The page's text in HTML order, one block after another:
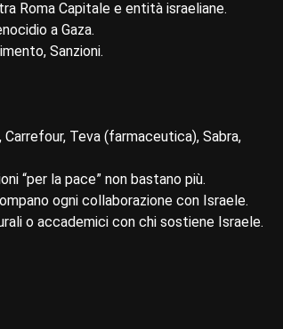
Roma Capitale e entità israeliane.
a Gaza.
Sanzioni.
Carrefour, Teva (farmaceutica), Sabra,
“per la pace” non bastano più.
ogni collaborazione con Israele.
o accademici con chi sostiene Israele.